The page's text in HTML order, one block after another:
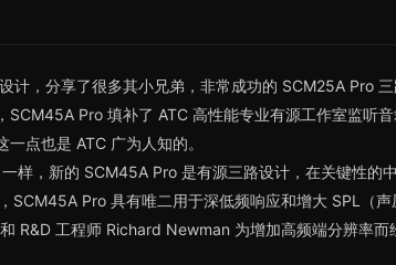
计，分享了很多其小兄弟，非常成功的 SCM25A Pro
SCM45A Pro 填补了 ATC 高性能专业有源工作室监听
点也是 ATC 广为人知的。
样，新的 SCM45A Pro 是有源三路设计，在关键性的
SCM45A Pro 具有唯二用于深低频响应和增大 SPL（
R&D 工程师 Richard Newman 为增加高频端分辨率